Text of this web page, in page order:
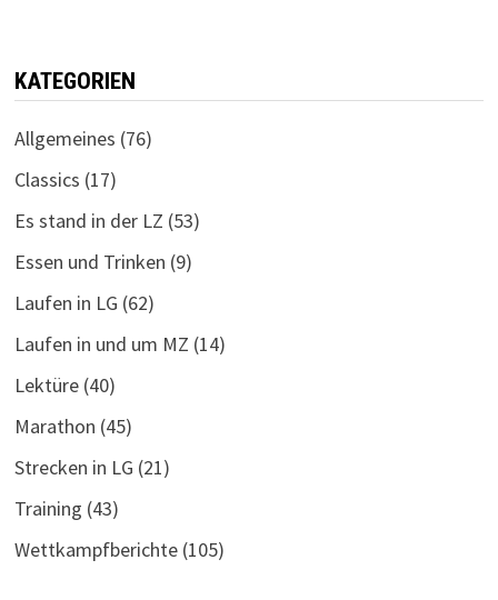
KATEGORIEN
Allgemeines (76)
Classics (17)
Es stand in der LZ (53)
Essen und Trinken (9)
Laufen in LG (62)
Laufen in und um MZ (14)
Lektüre(40)
Marathon (45)
Strecken in LG (21)
Training (43)
Wettkampfberichte(105)